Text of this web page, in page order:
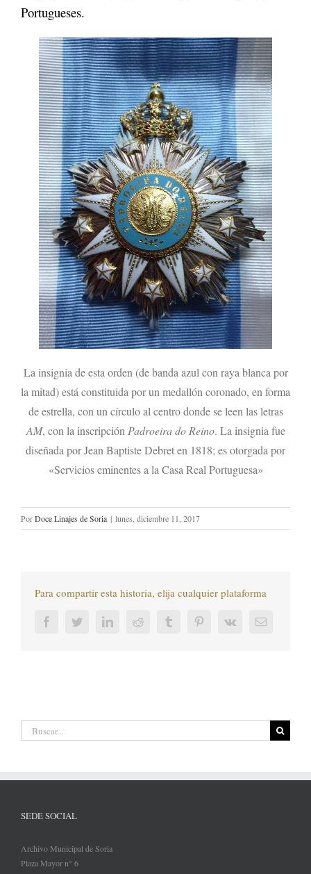
Portugueses.
La insignia de esta orden (de banda azul con raya blanca por
la mitad) está constituida por un medallón coronado, en forma
de estrella, con un círculo al centro donde se leen las letras
AM, con la inscripciónPadroeira do Reino. La insignia fue
diseñada por Jean Baptiste Debret en 1818; es otorgada por
«Servicios eminentes a la Casa Real Portuguesa»
PorDoce Linajes de Soria | lunes, diciembre 11, 2017
Para compartir esta historia, elija cualquier plataforma
FacebookTwitterLinkedInReddit Tumblr PinterestVk
Correo
Buscar:
SEDE SOCIAL
Archivo Municipal de Soria
Plaza Mayor n° 6